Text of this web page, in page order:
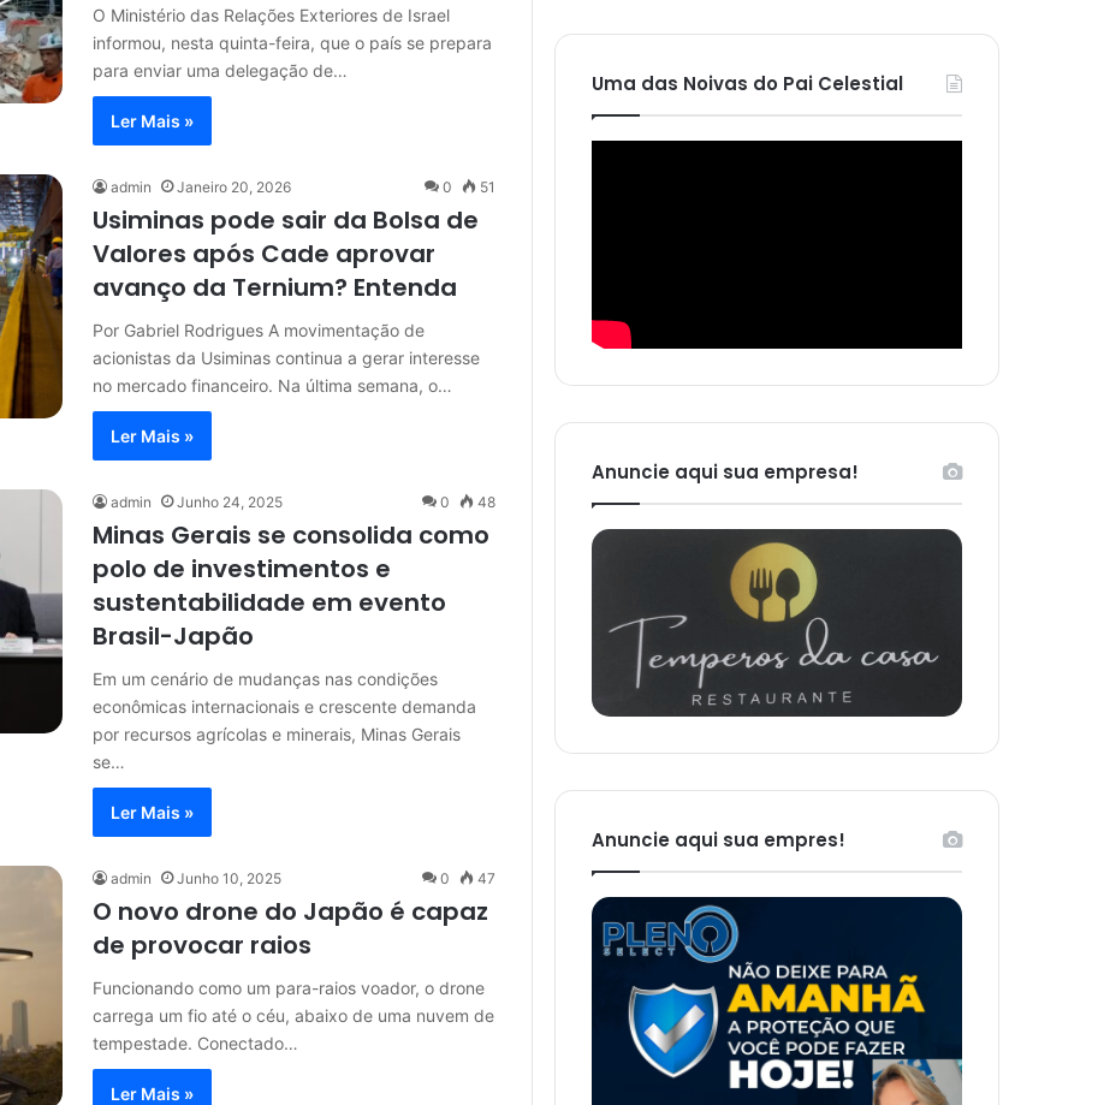
O Ministério das Relações Exteriores de Israel
informou, nesta quinta-feira, que o país se prepara
para enviar uma delegação de…
Ler Mais »
admin Janeiro 20, 2026 0 51
Usiminas pode sair da Bolsa de
Valores após Cade aprovar
avanço da Ternium? Entenda
Por Gabriel Rodrigues A movimentação de
acionistas da Usiminas continua a gerar interesse
no mercado financeiro. Na última semana, o…
Ler Mais »
admin Junho 24, 2025 0 48
Minas Gerais se consolida como
polo de investimentos e
sustentabilidade em evento
Brasil-Japão
Em um cenário de mudanças nas condições
econômicas internacionais e crescente demanda
por recursos agrícolas e minerais, Minas Gerais
se…
Ler Mais »
admin Junho 10, 2025 0 47
O novo drone do Japão é capaz
de provocar raios
Funcionando como um para-raios voador, o drone
carrega um fio até o céu, abaixo de uma nuvem de
tempestade. Conectado…
Ler Mais »
Uma das Noivas do Pai Celestial
Anuncie aqui sua empresa!
Anuncie aqui sua empres!